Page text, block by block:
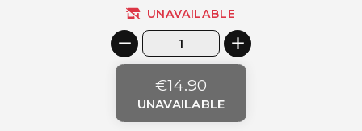
UNAVAILABLE
€14.90
UNAVAILABLE